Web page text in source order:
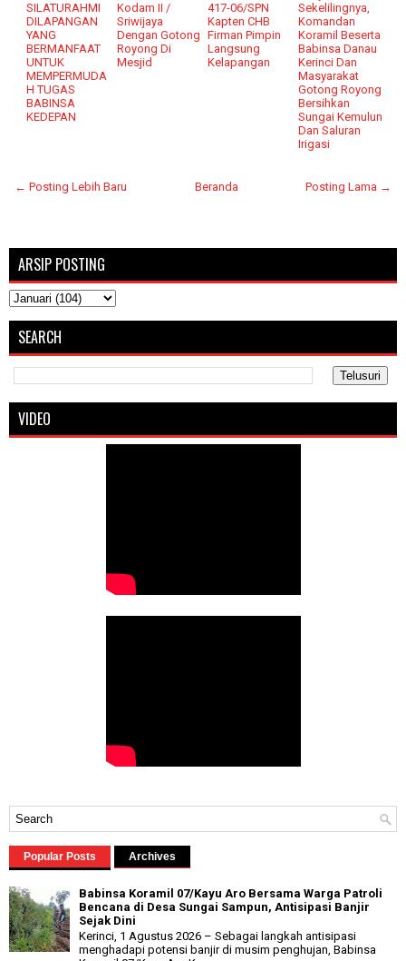
SILATURAHMI
DILAPANGAN
YANG
BERMANFAAT
UNTUK
MEMPERMUDA
H TUGAS
BABINSA
KEDEPAN
Kodam II /
Sriwijaya
Dengan Gotong
Royong Di
Mesjid
417-06/SPN
Kapten CHB
Firman Pimpin
Langsung
Kelapangan
Sekelilingnya,
Komandan
Koramil Beserta
Babinsa Danau
Kerinci Dan
Masyarakat
Gotong Royong
Bersihkan
Sungai Kemulun
Dan Saluran
Irigasi
← Posting Lebih Baru Posting Lama →
Beranda
ARSIP POSTING
SEARCH
VIDEO
Popular Posts Archives
Babinsa Koramil 07/Kayu Aro Bersama Warga Patroli
Bencana di Desa Sungai Sampun, Antisipasi Banjir
Sejak Dini
Kerinci, 1 Agustus 2026 – Sebagai langkah antisipasi
menghadapi potensi banjir di musim penghujan, Babinsa